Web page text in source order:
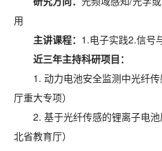
用
主讲课程： 1.电子实践2.信号
近三年主持科研项目：
1. 动力电池安全监测中光纤
厅重大专项）
2. 基于光纤传感的锂离子电
北省教育厅）